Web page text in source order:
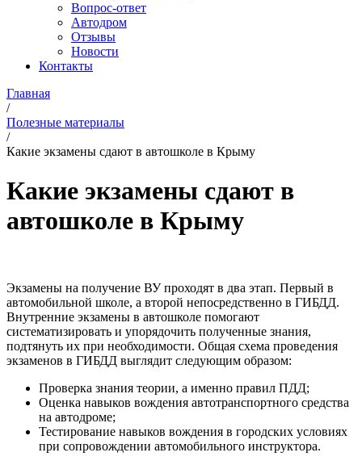
Вопрос-ответ
Автодром
Отзывы
Новости
Контакты
Главная
/
Полезные материалы
/
Какие экзамены сдают в автошколе в Крыму
Какие экзамены сдают в
автошколе в Крыму
Экзамены на получение ВУ проходят в два этап. Первый в
автомобильной школе, а второй непосредственно в ГИБДД.
Внутренние экзамены в автошколе помогают
систематизировать и упорядочить полученные знания,
подтянуть их при необходимости. Общая схема проведения
экзаменов в ГИБДД выглядит следующим образом:
Проверка знания теории, а именно правил ПДД;
Оценка навыков вождения автотранспортного средства
на автодроме;
Тестирование навыков вождения в городских условиях
при сопровождении автомобильного инструктора.